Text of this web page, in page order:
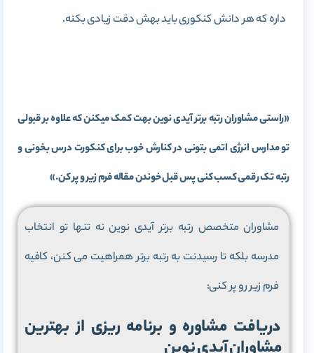
داره که هر دانش کنکوری باید بهش دقت زیادی بکنه.
«راستی مشاوران رتبه برتر آیدی نوین بهت کمک میکنن که علاوه بر قبولی
تو مدارس انرژی اتمی بتونی در کنارش خوب برای کنکورت درس بخونی و
رتبه تک رقمی کسب کنی پس قبل خوندن مقاله فرم زیر و پر کن.»
مشاوران متخصص رتبه برتر آیدی نوین نه تنها تو انتخاب
مدرسه بلکه تا رسیدنت به رتبه برتر همراهیت می کنن، کافیه
فرم زیر رو پر کنی:
دریافت مشاوره و برنامه ریزی از بهترین